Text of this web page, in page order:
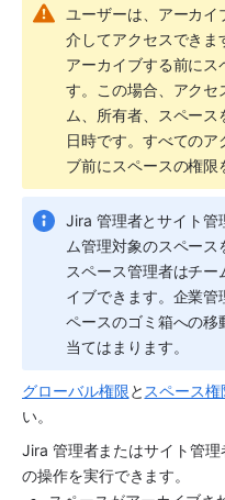
ユーザーは、アーカイ
介してアクセスできま
アーカイブする前に
す。この場合、アクセ
ム、所有者、
スペース
日時です。すべての
ブ前に スペースの権限
Jira 管理者とサイト管
ム管理対象のスペース
スペース管理者はチー
イブできます。企業
ペースのゴミ箱への移
当てはまります。
グローバル権限とスペース権
い。
Jira 管理者またはサイト管
の操作を実行できます。